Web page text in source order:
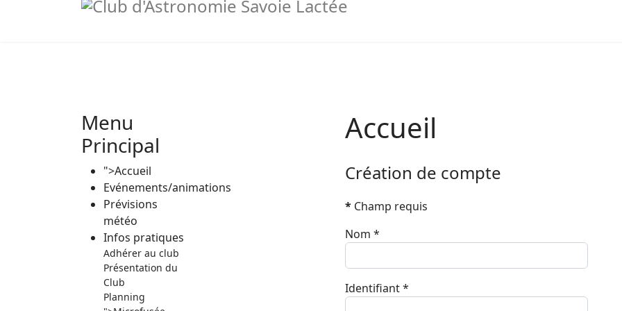
Nous contacter
Conseils, Astuces et Liens
Menu
Principal
">Accueil
Evénements/animations
Prévisions
météo
Infos pratiques
Adhérer au club
Présentation du
Club
Planning
Accueil
Création de compte
* Champ requis
Nom *
Identifiant*